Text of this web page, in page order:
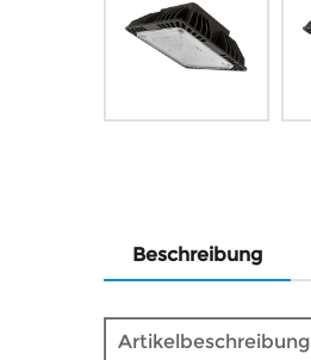
Beschreibung
Artikelbeschreibung